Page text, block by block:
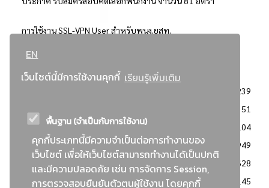
EN
เว็บไซต์นี้มีการใช้งานคุกกี้ เรียนรู้เพิ่มเติม
พื้นฐาน (จำเป็นกับการใช้งาน)
คุกกี้ประเภทนี้มีความจำเป็นต่อการทำงานของ
เว็บไซต์ เพื่อให้เว็บไซต์สามารถทำงานได้เป็นปกติ
และมีความปลอดภัย เช่น การจัดการ Session,
การตรวจสอบยืนยันตัวตนผู้ใช้งาน โดยคุกกี้
การใช้งาน SSL-VPN User สำหรับพนง.ยสท.
..ยอดนิยม..
3239
2351
: วิธีเฉพาะเจาะจง
2104
ข่าวสาร/ประกาศ
1949
: เอกสารส่งเสริมความโปร่งใสในการจัดซื้อจัดจ้าง
1628
ข่าวสารจัดซื้อจัดจ้าง
1145